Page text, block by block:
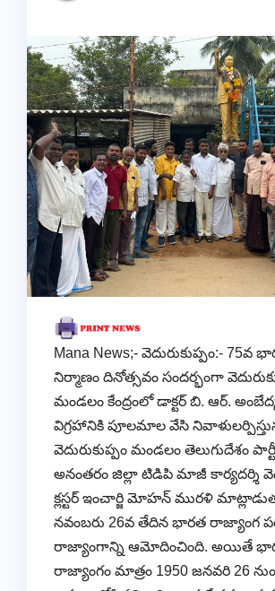
Mana News;- వెదురుకుప్పం:- 75వ
నిర్మాణం దినోత్సవం సందర్భంగా
మండలం కేంద్రంలో డాక్టర్ బి. ఆర్.
విగ్రహానికి పూలమాల వేసి
వెదురుకుప్పం మండలం తెలుగుదేశం
అనంతరం జిల్లా టిడిపి మాజీ కార్యదర్శి
క్లస్టర్ ఇంచార్జి మోహన్ మురళి
నవంబరు 26వ తేదిన భారత రాజ్యాంగ
రాజ్యాంగాన్ని ఆమోదించింది. అయితే
రాజ్యాంగం మాత్రం 1950 జనవరి 26